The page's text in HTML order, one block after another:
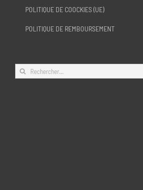
POLITIQUE DE COOCKIES (UE)
POLITIQUE DE REMBOURSEMENT
Rechercher: